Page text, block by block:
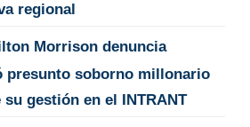
regional
Morrison denuncia
presunto soborno millonario
su gestión en el INTRANT